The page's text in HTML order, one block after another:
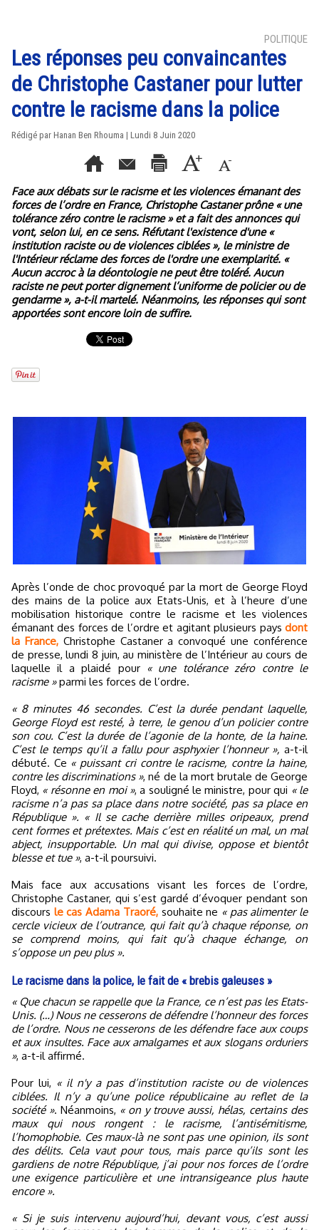
POLITIQUE
Les réponses peu convaincantes
de Christophe Castaner pour lutter
contre le racisme dans la police
Rédigé par Hanan Ben Rhouma | Lundi 8 Juin 2020
Face aux débats sur le racisme et les violences émanant des
forces de l’ordre en France, Christophe Castaner prône « une
tolérance zéro contre le racisme » et a fait des annonces qui
vont, selon lui, en ce sens. Réfutant l'existence d'une «
institution raciste ou de violences ciblées », le ministre de
l'Intérieur réclame des forces de l'ordre une exemplarité. «
Aucun accroc à la déontologie ne peut être toléré. Aucun
raciste ne peut porter dignement l’uniforme de policier ou de
gendarme », a-t-il martelé. Néanmoins, les réponses qui sont
apportées sont encore loin de suffire.
Après l’onde de choc provoqué par la mort de George Floyd
des mains de la police aux Etats-Unis, et à l’heure d’une
mobilisation historique contre le racisme et les violences
émanant des forces de l’ordre et agitant plusieurs pays dont
la France,Christophe Castaner a convoqué une conférence
de presse, lundi 8 juin, au ministère de l’Intérieur au cours de
laquelle il a plaidé pour « une tolérance zéro contre le
racisme »parmi les forces de l’ordre.
« 8 minutes 46 secondes. C’est la durée pendant laquelle,
George Floyd est resté, à terre, le genou d’un policier contre
son cou. C’est la durée de l’agonie de la honte, de la haine.
C’est le temps qu’il a fallu pour asphyxier l’honneur », a-t-il
débuté. Ce « puissant cri contre le racisme, contre la haine,
contre les discriminations », né de la mort brutale de George
Floyd, « résonne en moi », a souligné le ministre, pour qui « le
racisme n’a pas sa place dans notre société, pas sa place en
République ». « Il se cache derrière milles oripeaux, prend
cent formes et prétextes. Mais c’est en réalité un mal, un mal
abject, insupportable. Un mal qui divise, oppose et bientôt
blesse et tue », a-t-il poursuivi.
Mais face aux accusations visant les forces de l’ordre,
Christophe Castaner, qui s’est gardé d’évoquer pendant son
discours le cas Adama Traoré,souhaite ne « pas alimenter le
cercle vicieux de l’outrance, qui fait qu’à chaque réponse, on
se comprend moins, qui fait qu’à chaque échange, on
s’oppose un peu plus ».
Le racisme dans la police, le fait de « brebis galeuses »
« Que chacun se rappelle que la France, ce n’est pas les Etats-
Unis. (…) Nous ne cesserons de défendre l’honneur des forces
de l’ordre. Nous ne cesserons de les défendre face aux coups
et aux insultes. Face aux amalgames et aux slogans orduriers
», a-t-il affirmé.
Pour lui, « il n'y a pas d’institution raciste ou de violences
ciblées. Il n’y a qu’une police républicaine au reflet de la
société ». Néanmoins, « on y trouve aussi, hélas, certains des
maux qui nous rongent : le racisme, l’antisémitisme,
l’homophobie. Ces maux-là ne sont pas une opinion, ils sont
des délits. Cela vaut pour tous, mais parce qu’ils sont les
gardiens de notre République, j’ai pour nos forces de l’ordre
une exigence particulière et une intransigeance plus haute
encore ».
« Si je suis intervenu aujourd’hui, devant vous, c’est aussi